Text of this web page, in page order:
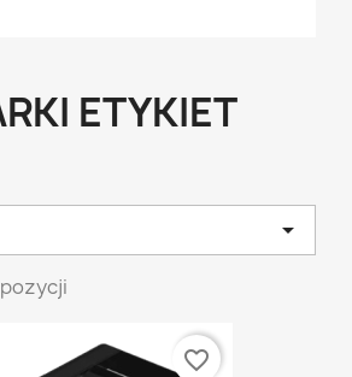
ETYKIET

pozycji
favorite_border